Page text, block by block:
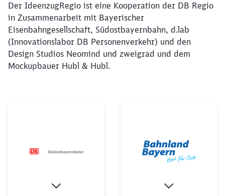
Der IdeenzugRegio ist eine Kooperation der DB Regio
in Zusammenarbeit mit Bayerischer
Eisenbahngesellschaft, Südostbayernbahn, d.lab
(Innovationslabor DB Personenverkehr) und den
Design Studios Neomind und zweigrad und dem
Mockupbauer Hubl & Hubl.